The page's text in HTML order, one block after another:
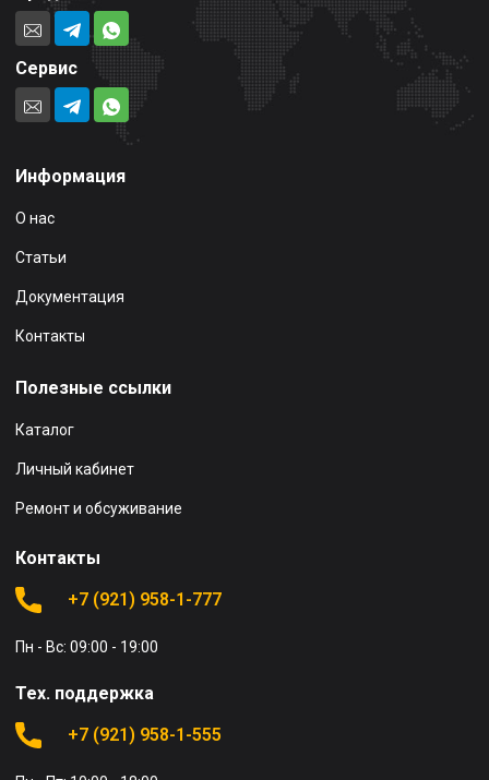
Сервис
Информация
О нас
Статьи
Документация
Контакты
Полезные ссылки
Каталог
Личный кабинет
Ремонт и обсуживание
Контакты
+7 (921) 958-1-777
Пн - Вс: 09:00 - 19:00
Тех. поддержка
+7 (921) 958-1-555